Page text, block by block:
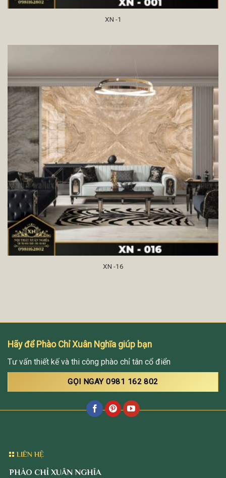
XN -1
XN -16
Hãy để Phào Chỉ Xuân Nghĩa giúp bạn
Tư vấn thiết kế và thi công phào chỉ tân cổ điển
GỌI NGAY 0981 162 802
LIÊN HỆ
PHÀO CHỈ XUÂN NGHĨA